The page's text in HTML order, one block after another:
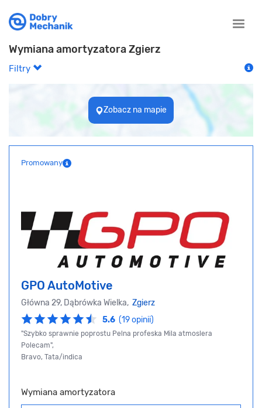
Toggle
Wymiana amortyzatora Zgierz
Filtry
Zobacz na mapie
Promowany
GPO AutoMotive
Główna 29, Dąbrówka Wielka, Zgierz
5.6 (19 opinii)
"Szybko sprawnie poprostu Pelna profeska Mila atmoslera
Polecam",
Bravo, Tata/indica
Wymiana amortyzatora